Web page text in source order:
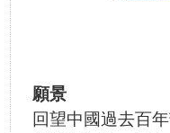
願景
回望中國過去百